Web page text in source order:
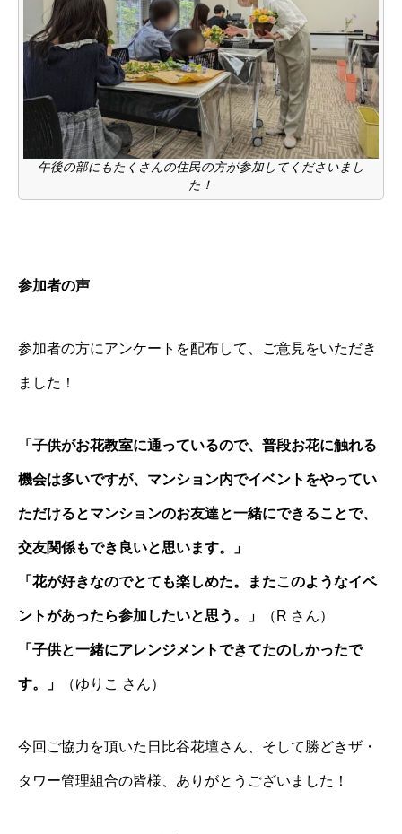
午後の部にもたくさんの住民の方が参加してくださいまし
た！
参加者の声
参加者の方にアンケートを配布して、ご意見をいただき
ました！
「子供がお花教室に通っているので、普段お花に触れる
機会は多いですが、マンション内でイベントをやってい
ただけるとマンションのお友達と一緒にできることで、
交友関係もでき良いと思います。」
「花が好きなのでとても楽しめた。またこのようなイベ
ントがあったら参加したいと思う。」 （R さん）
「子供と一緒にアレンジメントできてたのしかったで
す。」 （ゆりこ さん）
今回ご協力を頂いた日比谷花壇さん、そして勝どきザ・
タワー管理組合の皆様、ありがとうございました！